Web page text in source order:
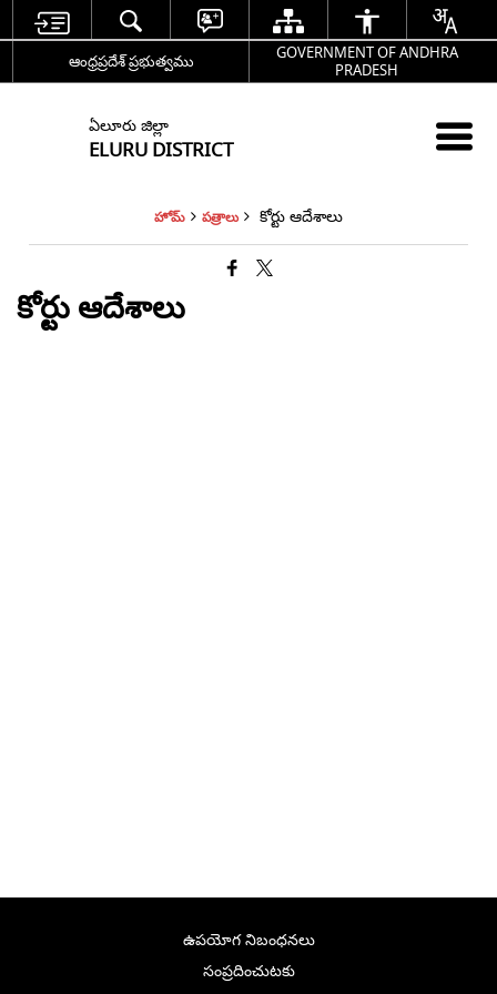
ఆంధ్రప్రదేశ్ ప్రభుత్వము
GOVERNMENT OF ANDHRA
PRADESH
ఏలూరు జిల్లా
ELURU DISTRICT
హోమ్ పత్రాలు కోర్టు ఆదేశాలు
కోర్టు ఆదేశాలు
ఉపయోగ నిబంధనలు
సంప్రదించుటకు